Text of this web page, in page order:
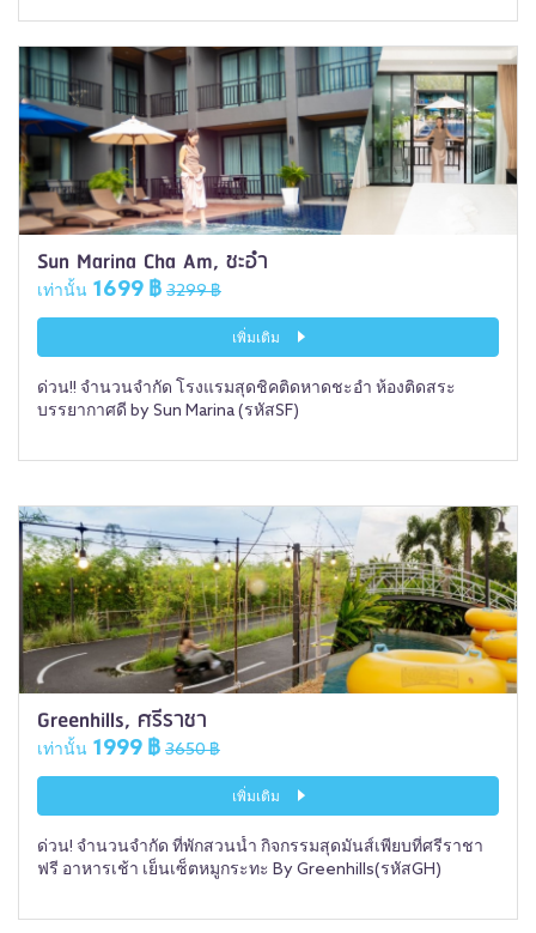
Sun Marina Cha Am, ชะอำ
เท่านั้น 1699 ฿ 3299 ฿
เพิ่มเติม
ด่วน!! จำนวนจำกัด โรงแรมสุดชิคติดหาดชะอำ ห้องติดสระ
บรรยากาศดี by Sun Marina (รหัสSF)
Greenhills, ศรีราชา
เท่านั้น 1999 ฿ 3650 ฿
เพิ่มเติม
ด่วน! จำนวนจำกัด ที่พักสวนน้ำ กิจกรรมสุดมันส์เพียบที่ศรีราชา
ฟรี อาหารเช้า เย็นเซ็ตหมูกระทะ By Greenhills(รหัสGH)